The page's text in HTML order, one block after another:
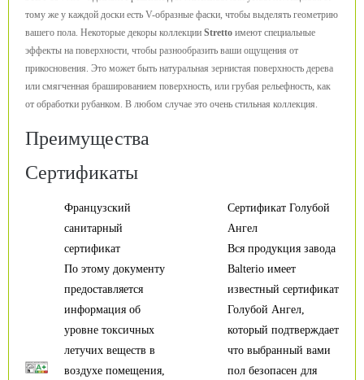
тому же у каждой доски есть V-образные фаски, чтобы выделять геометрию
вашего пола. Некоторые декоры коллекции Stretto имеют специальные
эффекты на поверхности, чтобы разнообразить ваши ощущения от
прикосновения. Это может быть натуральная зернистая поверхность дерева
или смягченная брашированием поверхность, или грубая рельефность, как
от обработки рубанком. В любом случае это очень стильная коллекция.
Преимущества
Сертификаты
Сертификат Голубой
Ангел
Вся продукция завода
Balterio имеет
известный сертификат
Голубой Ангел,
который подтверждает
что выбранный вами
пол безопасен для
Французский
санитарный
сертификат
По этому документу
предоставляется
информация об
уровне токсичных
летучих веществ в
воздухе помещения,